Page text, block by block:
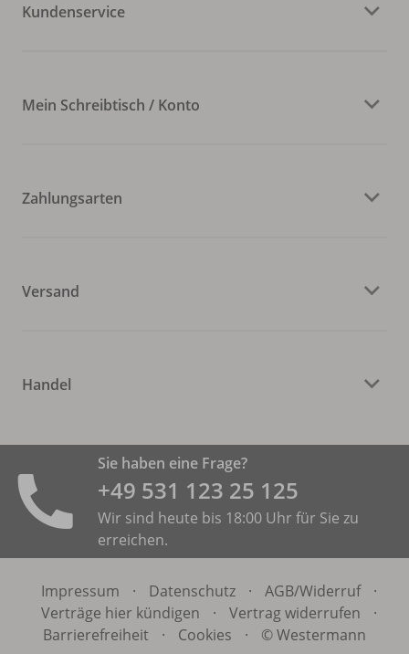
Kundenservice
Mein Schreibtisch / Konto
Zahlungsarten
Versand
Handel
Sie haben eine Frage?
+49 531 ­123 25 125
Wir sind heute bis 18:00 Uhr für Sie zu
erreichen.
Impressum · Datenschutz · AGB/Widerruf
·
Verträge hier kündigen
· Vertrag widerrufen
·
Barrierefreiheit
· Cookies · © Westermann